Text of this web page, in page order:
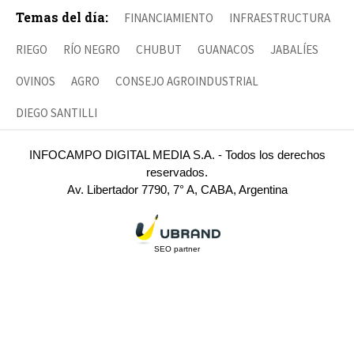
Temas del día: FINANCIAMIENTO INFRAESTRUCTURA
RIEGO RÍO NEGRO CHUBUT GUANACOS JABALÍES
OVINOS AGRO CONSEJO AGROINDUSTRIAL
DIEGO SANTILLI
INFOCAMPO DIGITAL MEDIA S.A. - Todos los derechos
reservados.
Av. Libertador 7790, 7° A, CABA, Argentina
SEO partner